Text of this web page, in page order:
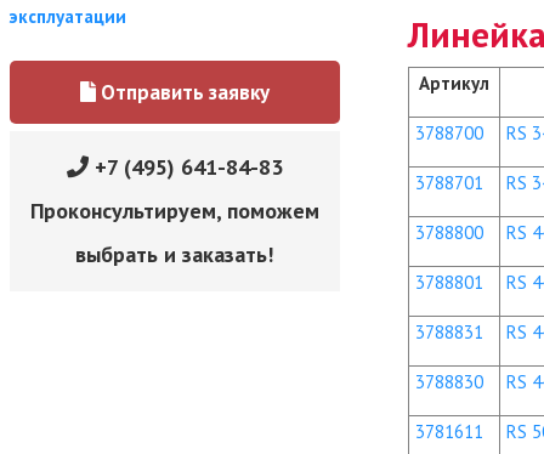
эксплуатации
Отправить заявку
+7 (495) 641-84-83
Проконсультируем, поможем
выбрать и заказать!
Артикул
3788700 RS
3788701 RS
3788800 RS
3788801 RS
3788831 RS
3788830 RS
3781611 RS